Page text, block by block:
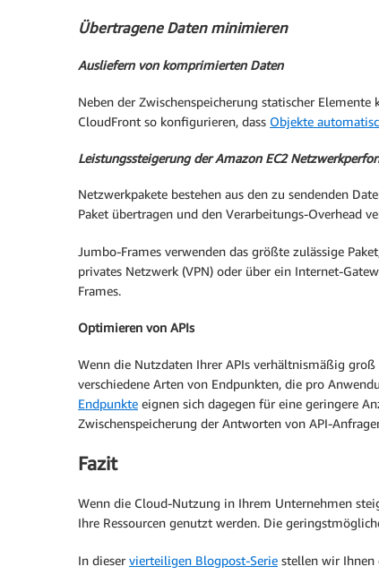
Übertragene Daten minimieren
Ausliefern von komprimierten Daten
Neben der Zwischenspeicherung statischer
CloudFront so konfigurieren, dass Objekte
Leistungssteigerung der Amazon EC2
Netzwerkpakete bestehen aus den zu sendenden
Paket übertragen und den Verarbeitungs-Overhead
Jumbo-Frames verwenden das größte zulässige
privates Netzwerk (VPN) oder über ein Internet-
Frames.
Optimieren von APIs
Wenn die Nutzdaten Ihrer APIs verhältnismäßig
verschiedene Arten von Endpunkten, die pro
Endpunkte eignen sich dagegen für eine geringere
Zwischenspeicherung der Antworten von API-
Fazit
Wenn die Cloud-Nutzung in Ihrem Unternehmen
Ihre Ressourcen genutzt werden. Die
In dieser vierteiligen Blogpost-Serie stellen wir Ihnen